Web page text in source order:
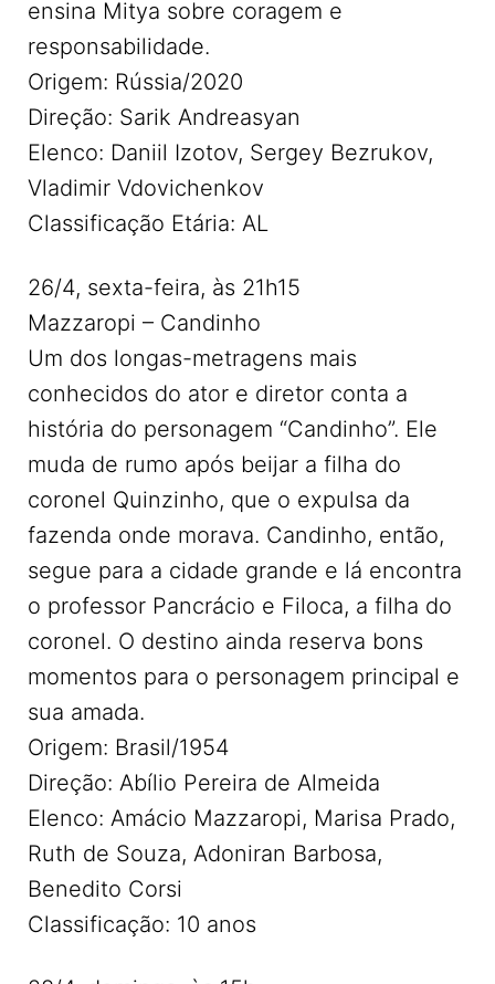
ensina Mitya sobre coragem e
responsabilidade.
Origem: Rússia/2020
Direção: Sarik Andreasyan
Elenco: Daniil Izotov, Sergey Bezrukov,
Vladimir Vdovichenkov
Classificação Etária: AL
26/4, sexta-feira, às 21h15
Mazzaropi – Candinho
Um dos longas-metragens mais
conhecidos do ator e diretor conta a
história do personagem “Candinho”. Ele
muda de rumo após beijar a filha do
coronel Quinzinho, que o expulsa da
fazenda onde morava. Candinho, então,
segue para a cidade grande e lá encontra
o professor Pancrácio e Filoca, a filha do
coronel. O destino ainda reserva bons
momentos para o personagem principal e
sua amada.
Origem: Brasil/1954
Direção: Abílio Pereira de Almeida
Elenco: Amácio Mazzaropi, Marisa Prado,
Ruth de Souza, Adoniran Barbosa,
Benedito Corsi
Classificação: 10 anos